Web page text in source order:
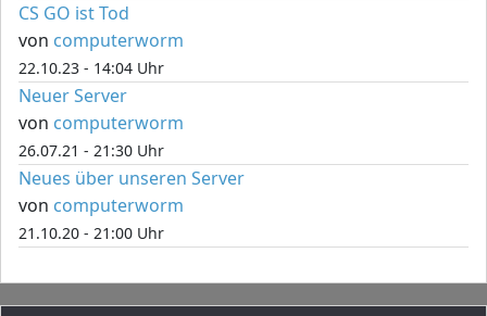
CS GO ist Tod
von computerworm
22.10.23 - 14:04 Uhr
Neuer Server
von computerworm
26.07.21 - 21:30 Uhr
Neues über unseren Server
von computerworm
21.10.20 - 21:00 Uhr